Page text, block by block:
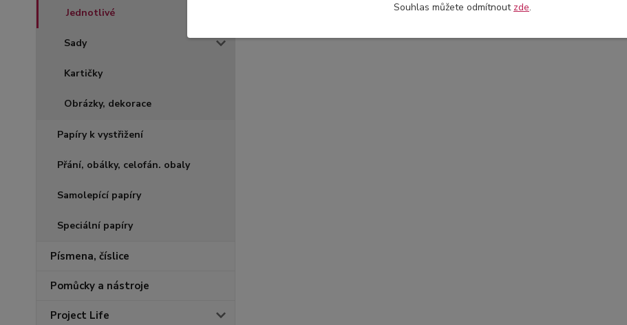
Jednotlivé
Sady
Kartičky
Obrázky, dekorace
Papíry k vystřižení
Přání, obálky, celofán. obaly
Samolepící papíry
Speciální papíry
Písmena, číslice
Pomůcky a nástroje
Project Life
Souhlas můžete odmítnout zde.